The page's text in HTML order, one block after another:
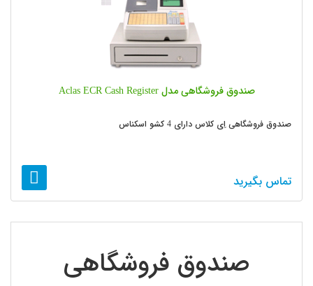
صندوق فروشگاهی مدل Aclas ECR Cash Register
صندوق فروشگاهی اِی کلاس دارای 4 کشو اسکناس
تماس بگیرید
صندوق فروشگاهی